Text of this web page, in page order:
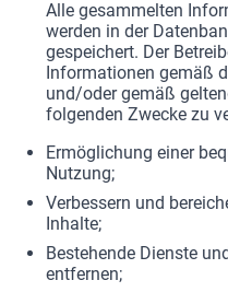
Alle gesammelten
werden in der
gespeichert. Der
Informationen gemäß
und/oder gemäß
folgenden Zwecke zu
Ermöglichung einer
Nutzung;
Verbessern und
Inhalte;
Bestehende Dienste
entfernen;